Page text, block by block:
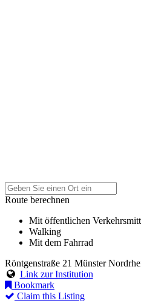
Route berechnen
Mit öffentlichen
Walking
Mit dem Fahrrad
Röntgenstraße 21 Münster
Link zur Institution
Bookmark
Claim this Listing